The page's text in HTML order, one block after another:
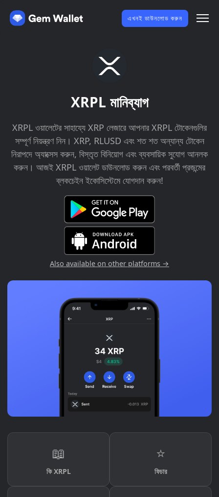
এখনই ডাউনলোড করুন
XRPL মানিব্যাগ
XRPL ওয়ালেটের সাহায্যে XRP লেজারে আপনার XRPL টোকেনগুলির
সম্পূর্ণ নিয়ন্ত্রণ নিন। XRP, RLUSD এবং শত শত অন্যান্য টোকেন
নিরাপদে অ্যাক্সেস করুন, বিস্তৃত বিনিয়োগ এবং ব্যবসায়িক সুযোগ আনলক
করুন। আজই XRPL ওয়ালেট ডাউনলোড করুন এবং পরবর্তী প্রজন্মের
ব্লকচেইন ইকোসিস্টেমে যোগদান করুন!
Also available on other platforms →
📖
কি XRPL
⭐
ফিচার